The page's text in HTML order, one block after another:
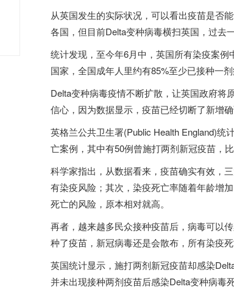
从英国发生的实际状况，可以看出疫苗是否
各国，但目前Delta变种病毒横扫英国，过去
统计发现，至今年6月中，英国所有染疫案
国家，全国成年人里约有85%至少已接种一
Delta变种病毒疫情不断扩散，让英国政府将
信心，因为数据显示，疫苗已经切断了新增
英格兰公共卫生署(Public Health England)统
亡案例，其中有50例曾施打两剂新冠疫苗，比
科学家指出，从数据看来，疫苗确实有效，
有染疫风险；其次，染疫死亡率随着年龄增
死亡的风险，原本相对就高。
再者，越来越多民众接种疫苗后，病毒可以
种了疫苗，新冠病毒还是会散布，所有染疫
英国统计显示，施打两剂新冠疫苗却感染
并未出现接种两剂疫苗后感染Delta变种病毒